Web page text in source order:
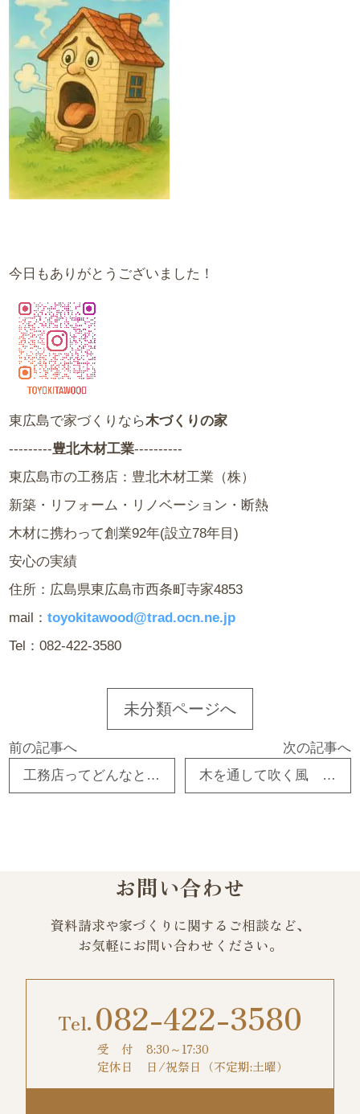
今日もありがとうございました！
東広島で家づくりなら木づくりの家
---------豊北木材工業----------
東広島市の工務店：豊北木材工業（株）
新築・リフォーム・リノベーション・断熱
木材に携わって創業92年(設立78年目)
安心の実績
住所：広島県東広島市西条町寺家4853
mail：toyokitawood@trad.ocn.ne.jp
Tel：082-422-3580
未分類ページへ
前の記事へ
工務店ってどんなところ？ 東広島市 注文住宅 新築・リフォーム・リノベーション
次の記事へ
木を通して吹く風 東広島市 注文住宅 新築・リフォーム・リノベーション
お問い合わせ
資料請求や家づくりに関するご相談など、
お気軽にお問い合わせください。
082-422-3580
受 付
8:30～17:30
定休日
日/祝祭日（不定期:土曜）